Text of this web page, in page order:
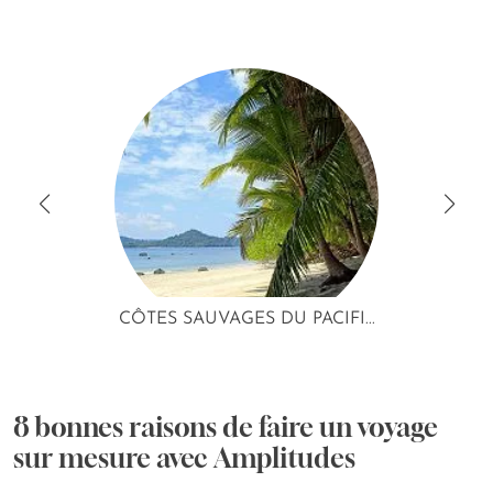
CÔTES SAUVAGES DU PACIFI...
8 bonnes raisons de faire un voyage
sur mesure avec Amplitudes